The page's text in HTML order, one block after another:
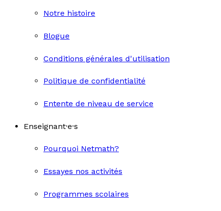
Notre histoire
Blogue
Conditions générales d'utilisation
Politique de confidentialité
Entente de niveau de service
Enseignant·e·s
Pourquoi Netmath?
Essayes nos activités
Programmes scolaires